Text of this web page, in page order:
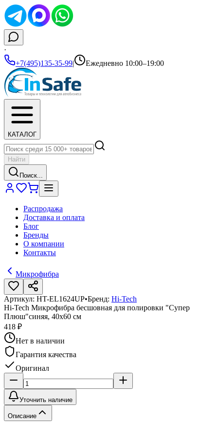
·
+7(495)135-35-99| Ежедневно 10:00–19:00
КАТАЛОГ
Найти
Поиск...
Распродажа
Доставка и оплата
Блог
Бренды
О компании
Контакты
Микрофибра
Артикул: HT-EL1624UP•Бренд: Hi-Tech
Hi-Tech Микрофибра бесшовная для полировки "Супер
Плюш"синяя, 40х60 см
418 ₽
Нет в наличии
Гарантия качества
Оригинал
Уточнить наличие
Описание